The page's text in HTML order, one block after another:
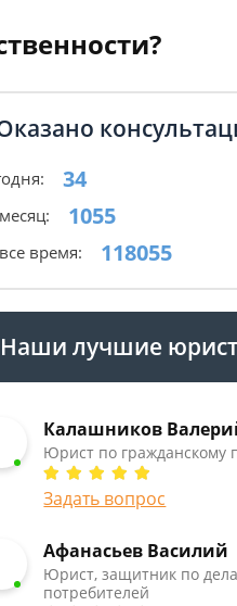
34
1055
время: 118055
Наши лучшие
Калашников
Юрист по гражданскому
Задать вопрос
Афанасьев Василий
Юрист, защитник по
потребителей